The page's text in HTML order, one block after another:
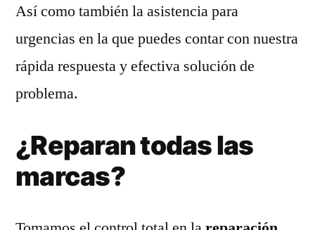
Así como también la asistencia para
urgencias en la que puedes contar con nuestra
rápida respuesta y efectiva solución de
problema.
¿Reparan todas las
marcas?